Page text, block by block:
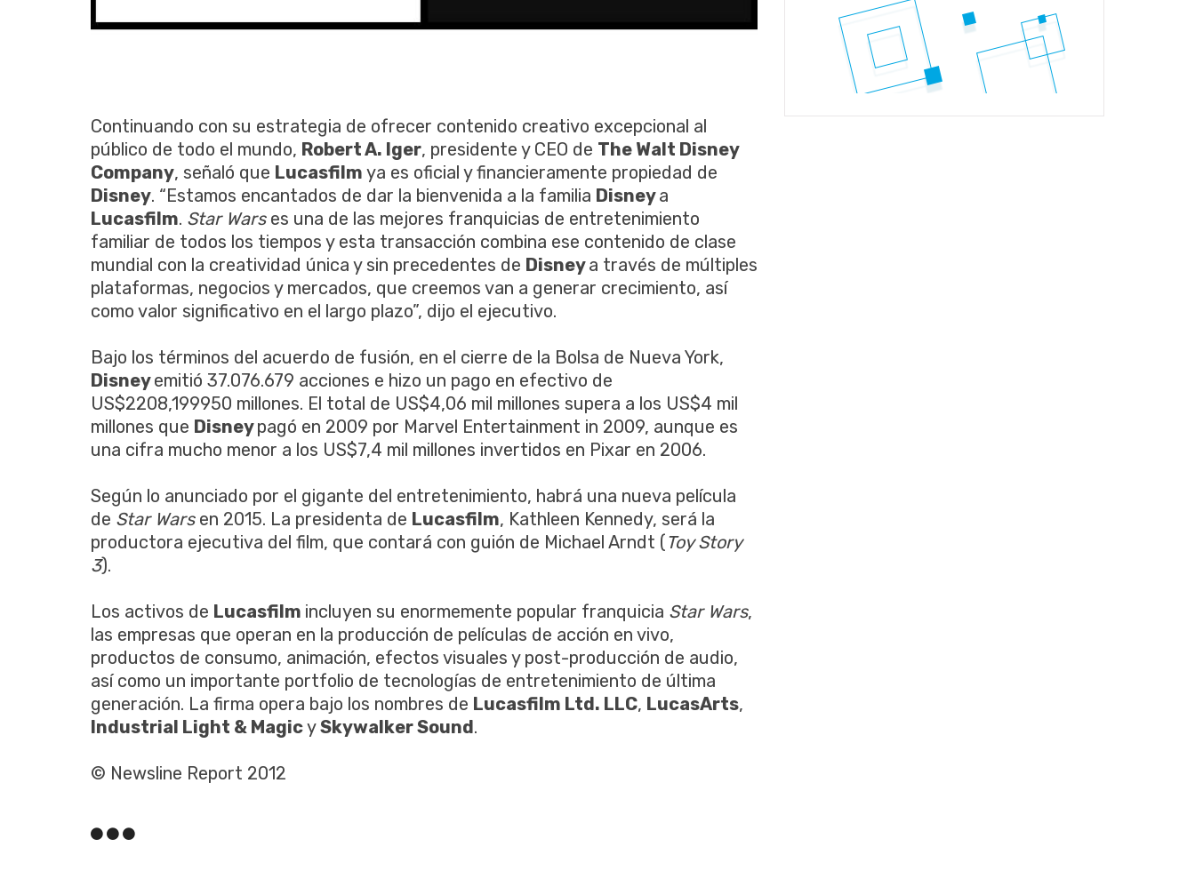
Continuando con su estrategia de ofrecer contenido creativo excepcional al
público de todo el mundo, Robert A. Iger, presidente y CEO de The Walt Disney
Company, señaló que Lucasfilm ya es oficial y financieramente propiedad de
Disney. “Estamos encantados de dar la bienvenida a la familia Disneya
Lucasfilm. Star Warses una de las mejores franquicias de entretenimiento
familiar de todos los tiempos y esta transacción combina ese contenido de clase
mundial con la creatividad única y sin precedentes de Disneya través de múltiples
plataformas, negocios y mercados, que creemos van a generar crecimiento, así
como valor significativo en el largo plazo”, dijo el ejecutivo.
Bajo los términos del acuerdo de fusión, en el cierre de la Bolsa de Nueva York,
Disneyemitió 37.076.679 acciones e hizo un pago en efectivo de
US$2208,199950 millones. El total de US$4,06 mil millones supera a los US$4 mil
millones que Disneypagó en 2009 por Marvel Entertainment in 2009, aunque es
una cifra mucho menor a los US$7,4 mil millones invertidos en Pixar en 2006.
Según lo anunciado por el gigante del entretenimiento, habrá una nueva película
de Star Warsen 2015. La presidenta de Lucasfilm, Kathleen Kennedy, será la
productora ejecutiva del film, que contará con guión de Michael Arndt (Toy Story
3).
Los activos de Lucasfilm incluyen su enormemente popular franquicia Star Wars,
las empresas que operan en la producción de películas de acción en vivo,
productos de consumo, animación, efectos visuales y post-producción de audio,
así como un importante portfolio de tecnologías de entretenimiento de última
generación. La firma opera bajo los nombres de Lucasfilm Ltd. LLC, LucasArts,
Industrial Light & MagicySkywalker Sound.
© Newsline Report 2012